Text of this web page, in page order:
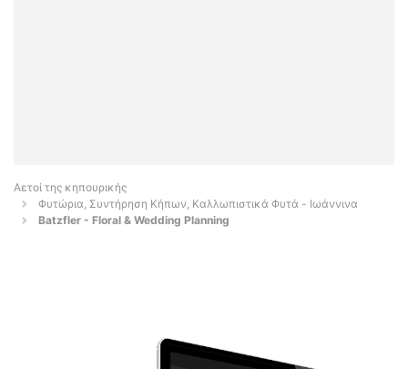
Αετοί της κηπουρικής
Φυτώρια, Συντήρηση Κήπων, Καλλωπιστικά Φυτά - Ιωάννινα
Batzfler - Floral & Wedding Planning